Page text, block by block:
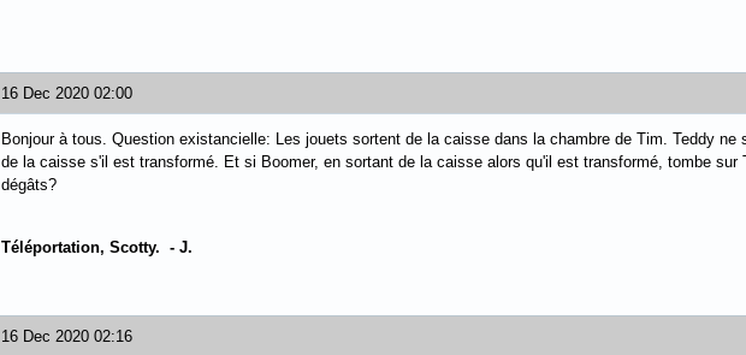
16 Dec 2020 02:00
Bonjour à tous. Question existancielle: Les jouets sortent de la caisse dans la chambre de Tim. Teddy
de la caisse s'il est transformé. Et si Boomer, en sortant de la caisse alors qu'il est transformé, tombe
dégâts?
Téléportation, Scotty. - J.
16 Dec 2020 02:16